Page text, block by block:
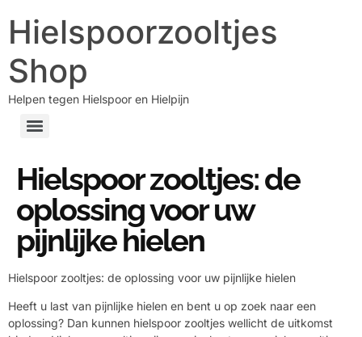
Hielspoorzooltjes
Shop
Helpen tegen Hielspoor en Hielpijn
Hielspoor zooltjes: de
oplossing voor uw
pijnlijke hielen
Hielspoor zooltjes: de oplossing voor uw pijnlijke hielen
Heeft u last van pijnlijke hielen en bent u op zoek naar een
oplossing? Dan kunnen hielspoor zooltjes wellicht de uitkomst